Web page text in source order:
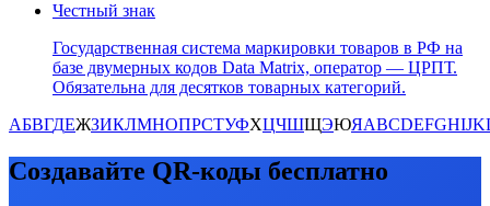
Честный знак
Государственная система маркировки товаров в РФ на
базе двумерных кодов Data Matrix, оператор — ЦРПТ.
Обязательна для десятков товарных категорий.
АБВГДЕЖЗИКЛМНОПРСТУФХЦЧШЩЭЮЯABCDEFGHIJK
Создавайте QR-коды бесплатно